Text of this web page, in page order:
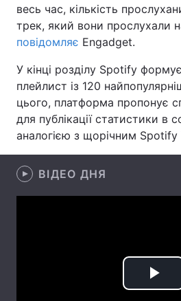
Здоров'я
Цікавинки
Екологія
Лонгріди
Інтерв'ю
весь час, кількість
трек, який вони прослухали
повідомляє Engadget.
У кінці розділу Spotify
плейлист із 120
цього, платформа пропонує
для публікації статистики в
аналогією з щорічним Spotify
ВІДЕО ДНЯ